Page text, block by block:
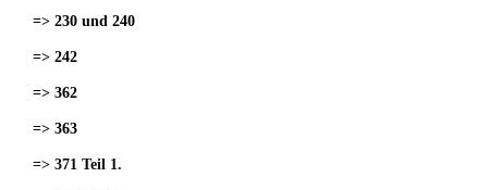
=> 230 und 240
=> 242
=> 362
=> 363
=> 371 Teil 1.